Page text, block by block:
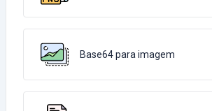
Base64 para imagem